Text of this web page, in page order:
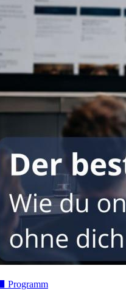
⬛️ Programm